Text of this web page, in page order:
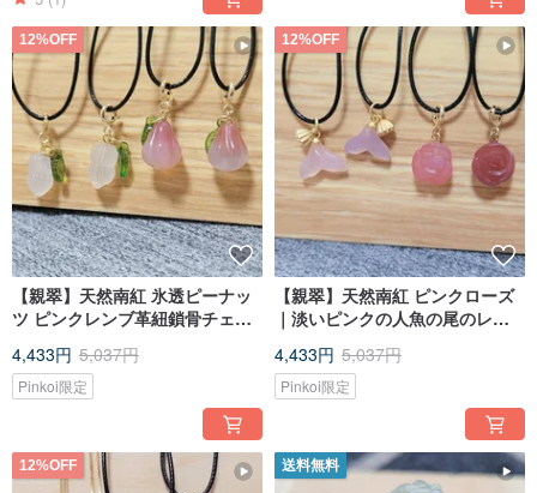
12%OFF
【親翠】天然南紅 氷透ピーナッ
ツ ピンクレンブ革紐鎖骨チェー
さ
4,433円 5,037円
Pinkoi限定
12%OFF
【親翠】天然南紅 ピンクローズ
｜淡いピンクの人魚の尾のレザ
上品
4,433円 5,037円
Pinkoi限定
12%OFF 送料無料